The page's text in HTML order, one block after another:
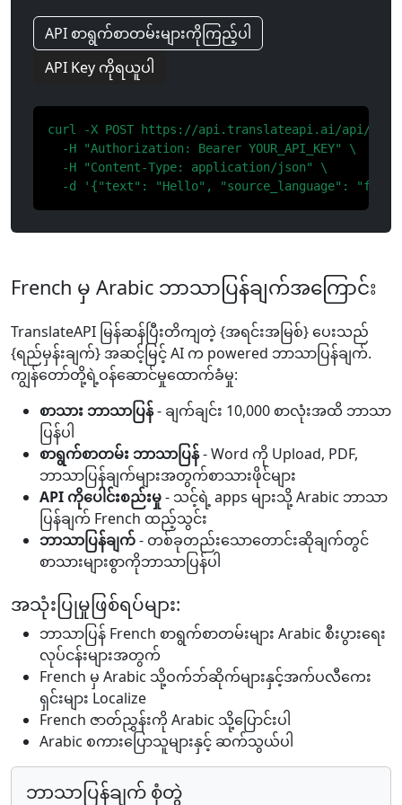
API စာရွက်စာတမ်းများကိုကြည့်ပါ
API Key ကိုရယူပါ
curl -X POST https://api.translateapi.ai/api/v1/
  -H "Authorization: Bearer YOUR_API_KEY" \
  -H "Content-Type: application/json" \
-d '{"text": "Hello", "source_language": "fr",
French မှ Arabic ဘာသာပြန်ချက်အကြောင်း
TranslateAPI မြန်ဆန်ပြီးတိကျတဲ့ {အရင်းအမြစ်} ပေးသည်
{ရည်မှန်းချက်} အဆင့်မြင့် AI က powered ဘာသာပြန်ချက်.
ကျွန်တော်တို့ရဲ့ဝန်ဆောင်မှုထောက်ခံမှု:
စာသား ဘာသာပြန်- ချက်ချင်း 10,000 စာလုံးအထိ ဘာသာ
ပြန်ပါ
စာရွက်စာတမ်း ဘာသာပြန်- Word ကို Upload, PDF,
ဘာသာပြန်ချက်များအတွက်စာသားဖိုင်များ
API ကိုပေါင်းစည်းမှု- သင့်ရဲ့ apps များသို့ Arabic ဘာသာ
ပြန်ချက် French ထည့်သွင်း
ဘာသာပြန်ချက်- တစ်ခုတည်းသောတောင်းဆိုချက်တွင်
စာသားများစွာကိုဘာသာပြန်ပါ
အသုံးပြုမှုဖြစ်ရပ်များ:
ဘာသာပြန် French စာရွက်စာတမ်းများ Arabic စီးပွားရေး
လုပ်ငန်းများအတွက်
French မှ Arabic သို့ဝက်ဘ်ဆိုက်များနှင့်အက်ပလီကေး
ရှင်းများ Localize
French ဇာတ်ညွှန်းကို Arabic သို့ပြောင်းပါ
Arabic စကားပြောသူများနှင့် ဆက်သွယ်ပါ
ဘာသာပြန်ချက် စုံတွဲ